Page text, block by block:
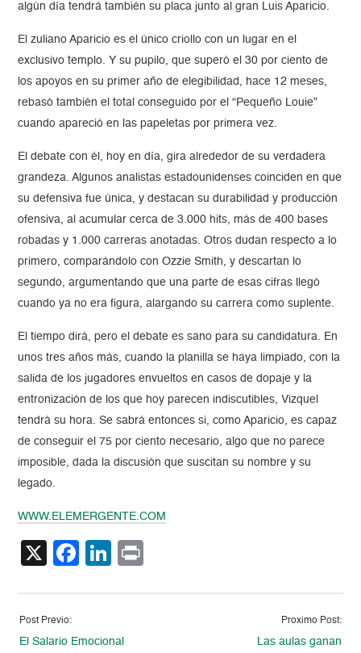
algún día tendrá también su placa junto al gran Luis Aparicio.
El zuliano Aparicio es el único criollo con un lugar en el
exclusivo templo. Y su pupilo, que superó el 30 por ciento de
los apoyos en su primer año de elegibilidad, hace 12 meses,
rebasó también el total conseguido por el “Pequeño Louie”
cuando apareció en las papeletas por primera vez.
El debate con él, hoy en día, gira alrededor de su verdadera
grandeza. Algunos analistas estadounidenses coinciden en que
su defensiva fue única, y destacan su durabilidad y producción
ofensiva, al acumular cerca de 3.000 hits, más de 400 bases
robadas y 1.000 carreras anotadas. Otros dudan respecto a lo
primero, comparándolo con Ozzie Smith, y descartan lo
segundo, argumentando que una parte de esas cifras llegó
cuando ya no era figura, alargando su carrera como suplente.
El tiempo dirá, pero el debate es sano para su candidatura. En
unos tres años más, cuando la planilla se haya limpiado, con la
salida de los jugadores envueltos en casos de dopaje y la
entronización de los que hoy parecen indiscutibles, Vizquel
tendrá su hora. Se sabrá entonces si, como Aparicio, es capaz
de conseguir el 75 por ciento necesario, algo que no parece
imposible, dada la discusión que suscitan su nombre y su
legado.
WWW.ELEMERGENTE.COM
X Facebook
LinkedIn
Post Previo:
El Salario Emocional
Proximo Post:
Las aulas ganan